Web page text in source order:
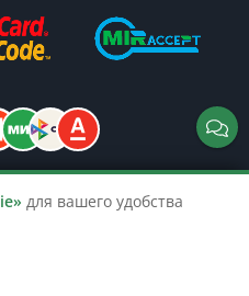
Продажа водных
для вашего удобства